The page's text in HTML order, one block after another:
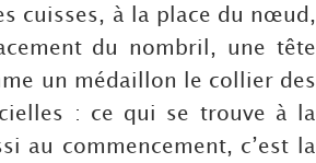
cuisses, à la place du nœud,
du nombril, une tête
un médaillon le collier des
: ce qui se trouve à la
au commencement, c’est la